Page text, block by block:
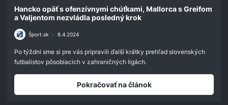
seconds
minutes,
seconds
Hancko opäť s ofenzívnymi chúťkami, Mallorca s Greifom
a Valjentom nezvládla posledný krok
Šport.sk • 8.4.2024
Po týždni sme si pre vás pripravili ďalší krátky prehľad slovenských
futbalistov pôsobiacich v zahraničných ligách.
Pokračovať na článok